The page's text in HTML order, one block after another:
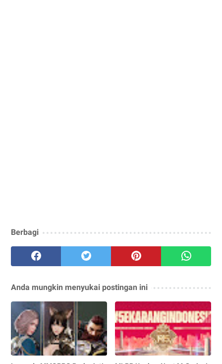
Berbagi
Anda mungkin menyukai postingan ini